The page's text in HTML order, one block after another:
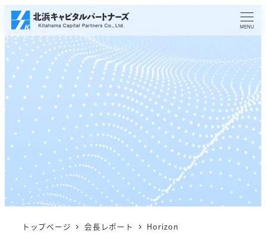
メ
イ
ン
コ
ン
テ
ン
へ
移
MENU
トップページ 会長レポート Horizon